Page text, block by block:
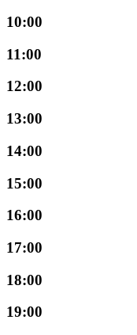
10:00
11:00
12:00
13:00
14:00
15:00
16:00
17:00
18:00
19:00